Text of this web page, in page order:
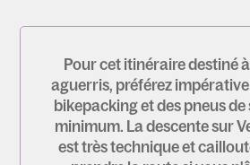
Pour cet itinéraire destiné
aguerris, préférez
bikepacking et des pneus
minimum. La descente sur
est très technique et